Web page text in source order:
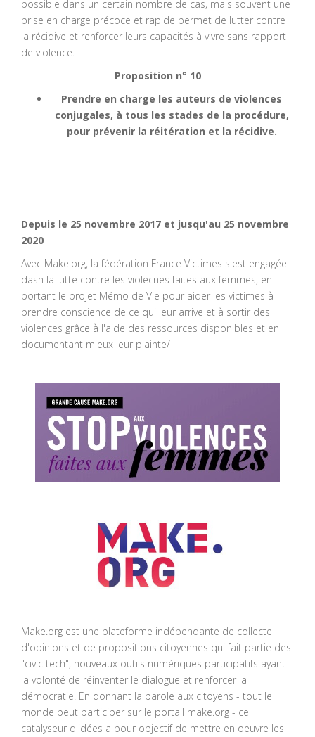
possible dans un certain nombre de cas, mais souvent une
prise en charge précoce et rapide permet de lutter contre
la récidive et renforcer leurs capacités à vivre sans rapport
de violence.
Proposition n° 10
Prendre en charge les auteurs de violences
conjugales, à tous les stades de la procédure,
pour prévenir la réitération et la récidive.
Depuis le 25 novembre 2017 et jusqu'au 25 novembre
2020
Avec Make.org, la fédération France Victimes s'est engagée
dasn la lutte contre les violecnes faites aux femmes, en
portant le projet Mémo de Vie pour aider les victimes à
prendre conscience de ce qui leur arrive et à sortir des
violences grâce à l'aide des ressources disponibles et en
documentant mieux leur plainte/
Make.org est une plateforme indépendante de collecte
d'opinions et de propositions citoyennes qui fait partie des
"civic tech", nouveaux outils numériques participatifs ayant
la volonté de réinventer le dialogue et renforcer la
démocratie. En donnant la parole aux citoyens - tout le
monde peut participer sur le portail make.org - ce
catalyseur d'idées a pour objectif de mettre en oeuvre les